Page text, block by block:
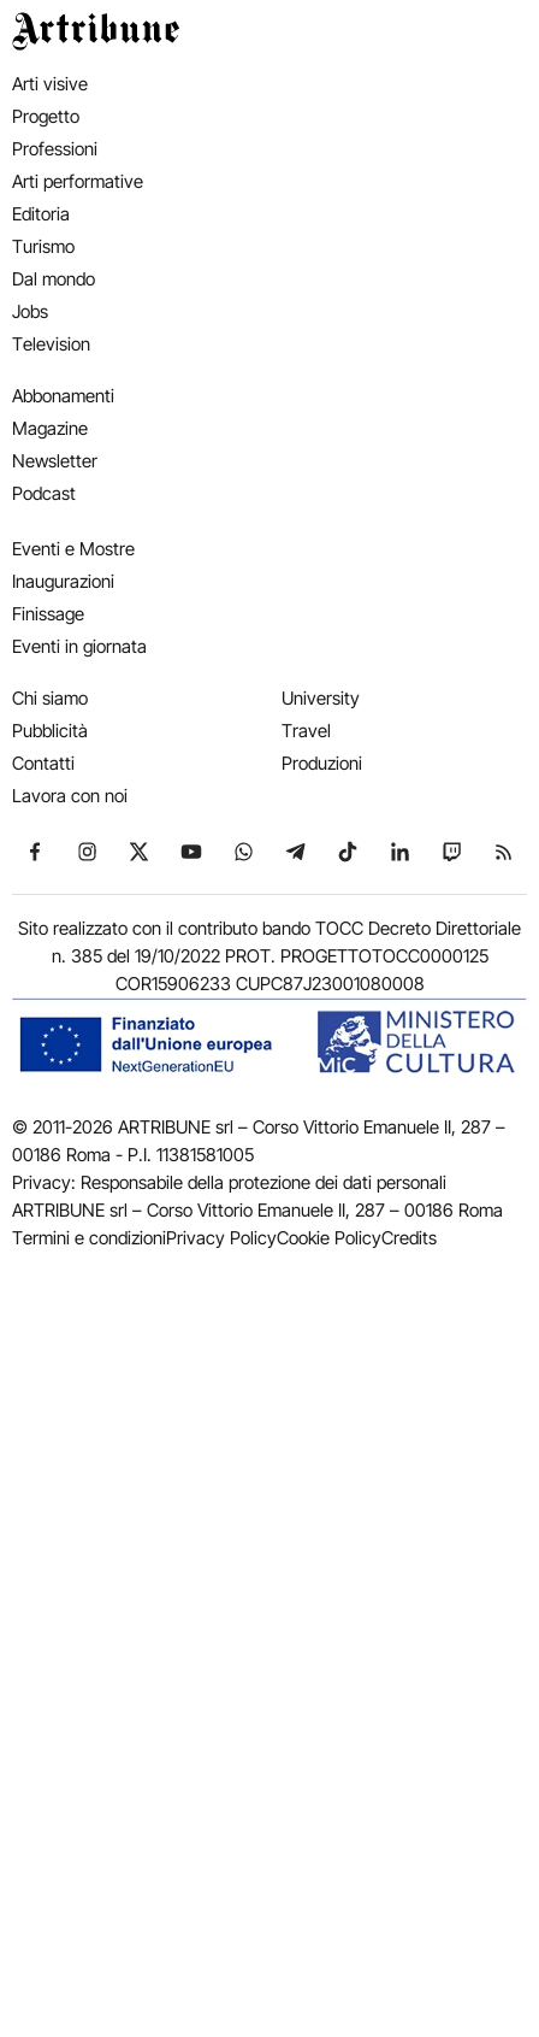
Artribune
Arti visive
Progetto
Professioni
Arti performative
Editoria
Turismo
Dal mondo
Jobs
Television
Abbonamenti
Magazine
Newsletter
Podcast
Eventi e Mostre
Inaugurazioni
Finissage
Eventi in giornata
Chi siamo
Pubblicità
Contatti
Lavora con noi
University
Travel
Produzioni
Seguici su Facebook
Seguici su Instagram
Seguici su X
Seguici su YouTube
Seguici su WhatsApp
Seguici su Telegram
Seguici su TikTok
Seguici su
Seguici
Sito realizzato con il contributo bando TOCC Decreto Direttoriale
n. 385 del 19/10/2022 PROT. PROGETTOTOCC0000125
COR15906233 CUPC87J23001080008
© 2011-2026 ARTRIBUNE srl – Corso Vittorio Emanuele II, 287 –
00186 Roma - P.I. 11381581005
Privacy: Responsabile della protezione dei dati personali
ARTRIBUNE srl – Corso Vittorio Emanuele II, 287 – 00186 Roma
Termini e condizioniPrivacy PolicyCookie PolicyCredits